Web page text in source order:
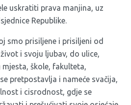
uskratiti prava manjina, uz
Republike.
smo prisiljene i prisiljeni od
i svoju ljubav, do ulice,
škole, fakulteta,
pretpostavlja i nameće svačija,
i cisrodnost, gdje se